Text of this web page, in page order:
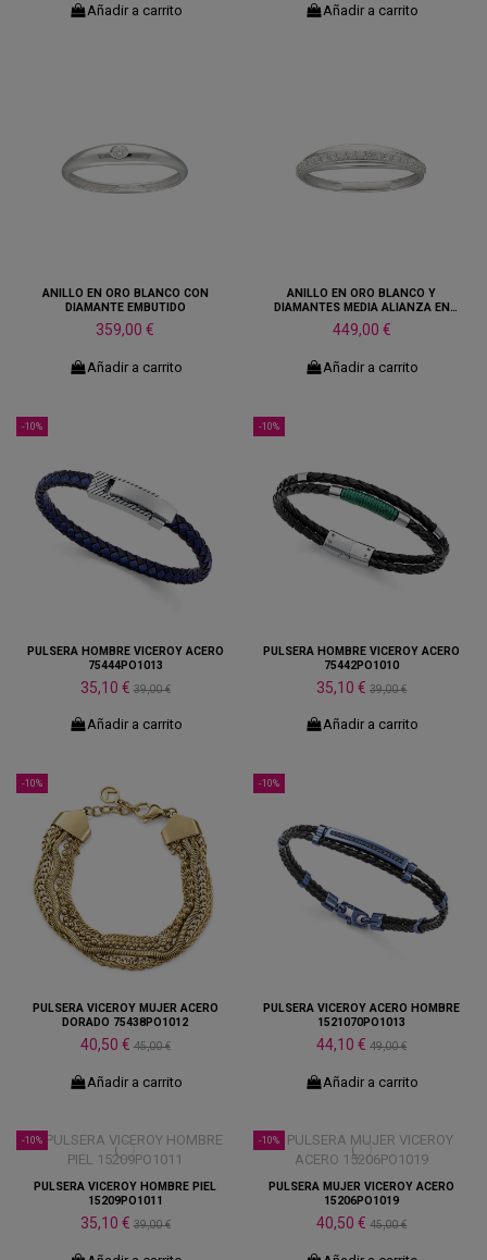
Añadir a carrito Añadir a carrito
ANILLO EN ORO BLANCO CON
DIAMANTE EMBUTIDO
359,00 €
Añadir a carrito
ANILLO EN ORO BLANCO Y
DIAMANTES MEDIA ALIANZA EN
DISMINUCION
449,00 €
Añadir a carrito
-10%
PULSERA HOMBRE VICEROY ACERO
75444PO1013
35,10 € 39,00 €
Añadir a carrito
-10%
PULSERA HOMBRE VICEROY ACERO
75442PO1010
35,10 €39,00 €
Añadir a carrito
-10%
PULSERA VICEROY MUJER ACERO
DORADO 75438PO1012
40,50 € 45,00 €
Añadir a carrito
-10%
PULSERA VICEROY ACERO HOMBRE
1521070PO1013
44,10 €49,00 €
Añadir a carrito
-10%
PULSERA VICEROY HOMBRE PIEL
15209PO1011
35,10 € 39,00 €
-10%
PULSERA MUJER VICEROY ACERO
15206PO1019
40,50 €45,00 €